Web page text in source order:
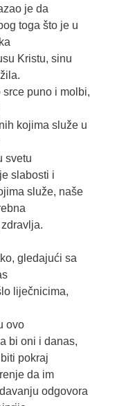
je da
toga što je u
Kristu, sinu
puno i molbi,
kojima služe u
svetu
slabosti i
služe, naše
gledajući sa
liječnicima,
ovo
bi oni i danas,
pokraj
da im
odgovora